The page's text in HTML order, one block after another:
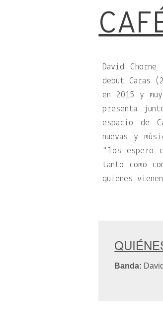
David
debut Caras
en 2015 y
presenta
espacio de
nuevas y
los espero
tanto como
quienes
Banda: